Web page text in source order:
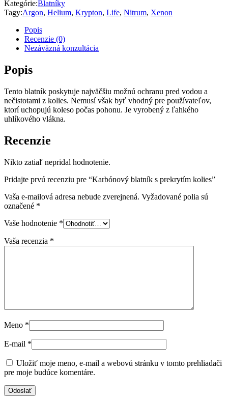
Kategórie:Blatníky
Tagy:Argon, Helium, Krypton, Life, Nitrum, Xenon
Popis
Recenzie (0)
Nezáväzná konzultácia
Popis
Tento blatník poskytuje najväčšiu možnú ochranu pred vodou a
nečistotami z kolies. Nemusí však byť vhodný pre používateľov,
ktorí uchopujú koleso počas pohonu. Je vyrobený z ľahkého
uhlíkového vlákna.
Recenzie
Nikto zatiaľ nepridal hodnotenie.
Pridajte prvú recenziu pre “Karbónový blatník s prekrytím kolies”
Vaša e-mailová adresa nebude zverejnená. Vyžadované polia sú
označené *
Vaše hodnotenie *
Vaša recenzia *
Meno *
E-mail *
Uložiť moje meno, e-mail a webovú stránku v tomto prehliadači
pre moje budúce komentáre.